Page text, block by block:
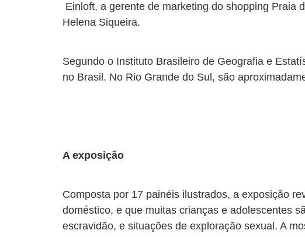
Einloft, a gerente de marketing do shopping Praia
Helena Siqueira.
Segundo o Instituto Brasileiro de Geografia e
no Brasil. No Rio Grande do Sul, são
A exposição
Composta por 17 painéis ilustrados, a exposição
doméstico, e que muitas crianças e adolescentes
escravidão, e situações de exploração sexual. A